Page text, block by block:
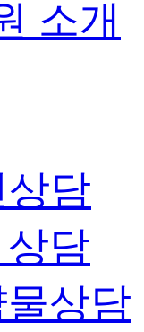
소개
상담
담
상담